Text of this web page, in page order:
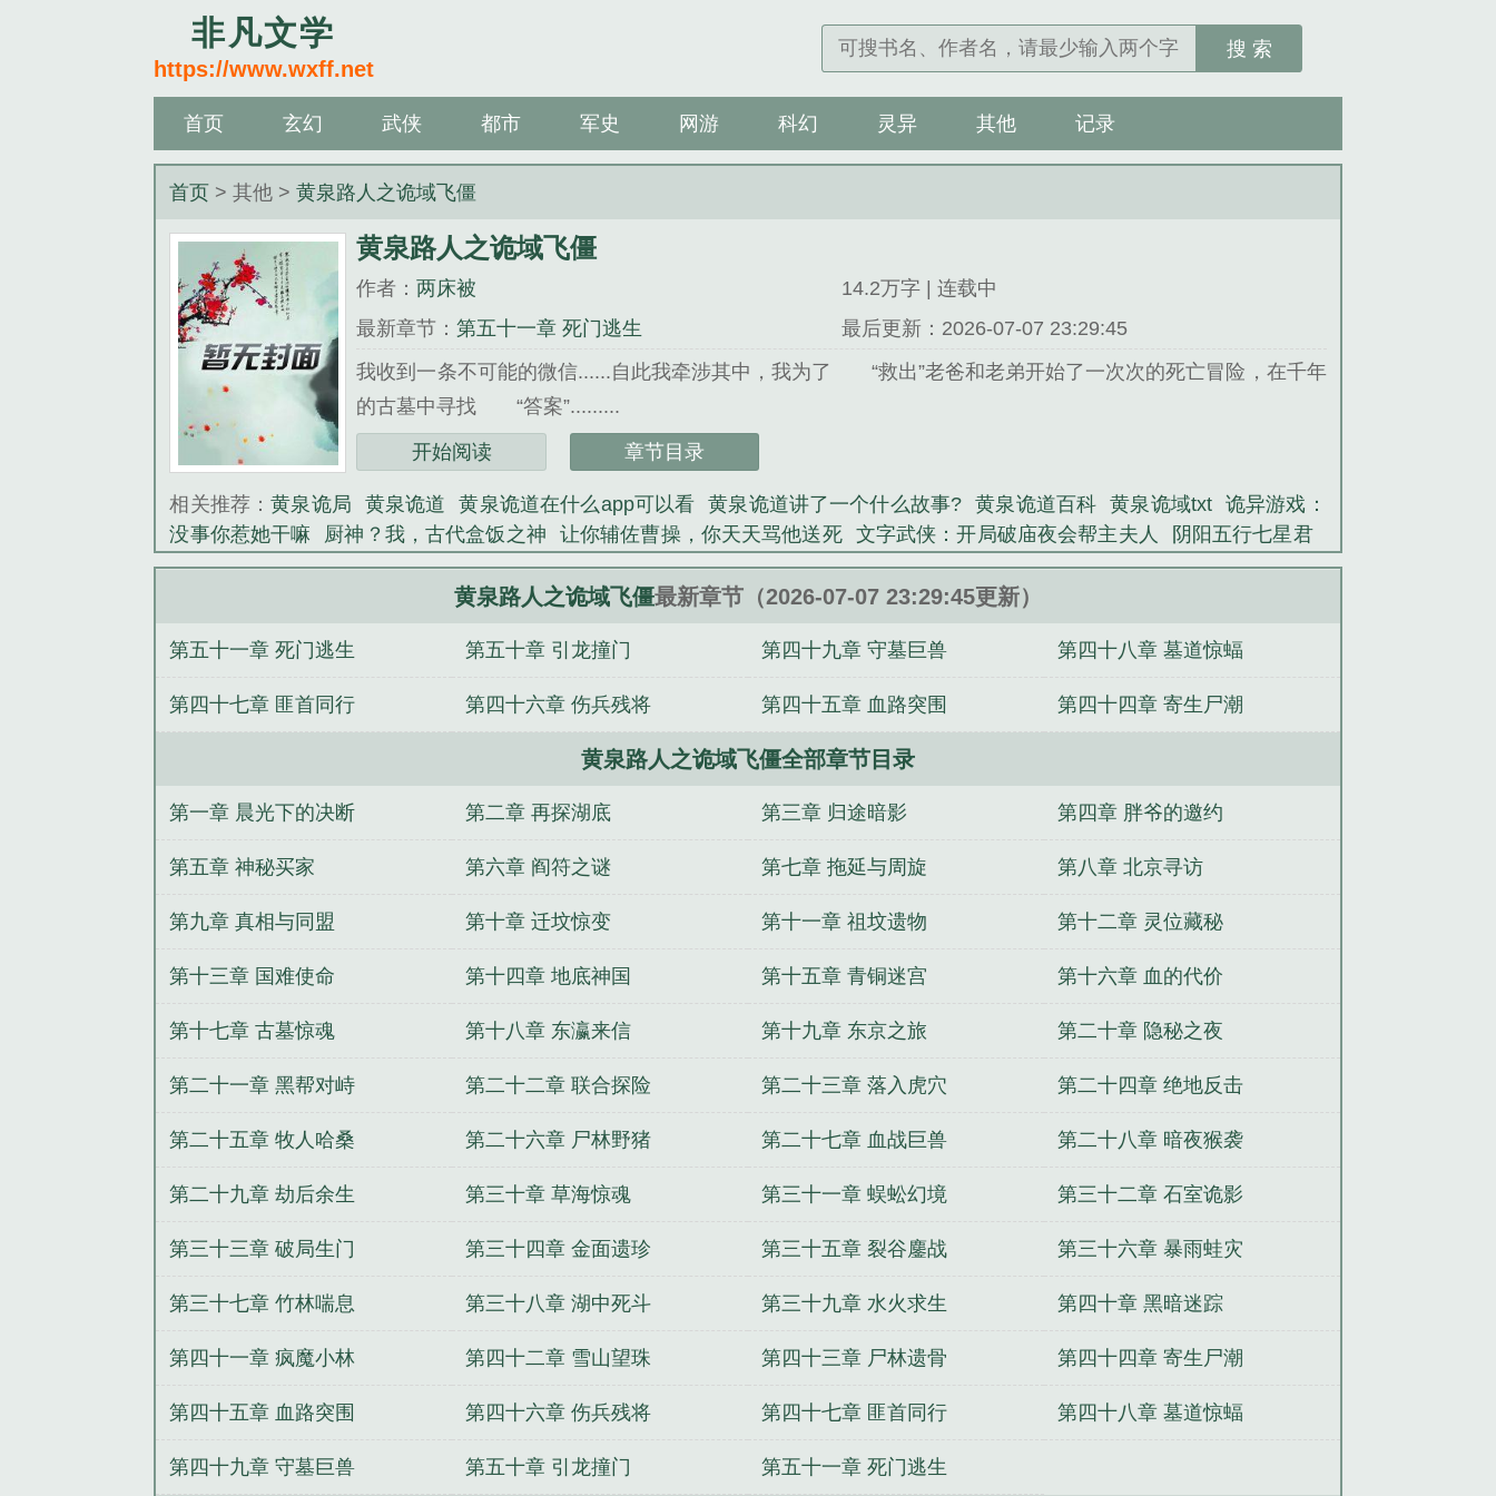
非凡文学
https://www.wxff.net
搜 索
首页 玄幻 武侠 都市 军史 网游 科幻 灵异 其他 记录
首页 > 其他 >黄泉路人之诡域飞僵
黄泉路人之诡域飞僵
作者：两床被
14.2万字 | 连载中
最新章节：第五十一章 死门逃生
最后更新：2026-07-07 23:29:45
我收到一条不可能的微信......自此我牵涉其中，我为了 “救出”老爸和老弟开始了一次次的死亡冒险，在千年
的古墓中寻找 “答案”.........
《黄泉路人之诡域飞僵》是两床被精心创作的其他类小说。
开始阅读 章节目录
相关推荐：黄泉诡局 黄泉诡道 黄泉诡道在什么app可以看 黄泉诡道讲了一个什么故事? 黄泉诡道百科 黄泉诡域txt
诡异游戏：
没事你惹她干嘛
厨神？我，古代盒饭之神 让你辅佐曹操，你天天骂他送死 文字武侠：开局破庙夜会帮主夫人
阴阳五行七星君
我在三国搞基建 士兵突击开局我和许三多发配五班 抗战：从德械团长到最强军阀！ 封神：开局错把云霄认作童养媳 我们不属于
错撩反派，被疯批摄政王强娶豪夺 魏庭枝 昆仑镜之九州圣兽录 重生之白事枭雄 错嫁权臣后，病弱美人挺孕肚驯夫
黄泉路人之诡域飞僵最新章节（2026-07-07 23:29:45更新）
第五十一章 死门逃生 第五十章 引龙撞门 第四十九章 守墓巨兽 第四十八章 墓道惊蝠
第四十七章 匪首同行 第四十六章 伤兵残将 第四十五章 血路突围 第四十四章 寄生尸潮
黄泉路人之诡域飞僵全部章节目录
第一章 晨光下的决断 第二章 再探湖底 第三章 归途暗影 第四章 胖爷的邀约
第五章 神秘买家 第六章 阎符之谜 第七章 拖延与周旋 第八章 北京寻访
第九章 真相与同盟 第十章 迁坟惊变 第十一章 祖坟遗物 第十二章 灵位藏秘
第十三章 国难使命 第十四章 地底神国 第十五章 青铜迷宫 第十六章 血的代价
第十七章 古墓惊魂 第十八章 东瀛来信 第十九章 东京之旅 第二十章 隐秘之夜
第二十一章 黑帮对峙 第二十二章 联合探险 第二十三章 落入虎穴 第二十四章 绝地反击
第二十五章 牧人哈桑 第二十六章 尸林野猪 第二十七章 血战巨兽 第二十八章 暗夜猴袭
第二十九章 劫后余生 第三十章 草海惊魂 第三十一章 蜈蚣幻境 第三十二章 石室诡影
第三十三章 破局生门 第三十四章 金面遗珍 第三十五章 裂谷鏖战 第三十六章 暴雨蛙灾
第三十七章 竹林喘息 第三十八章 湖中死斗 第三十九章 水火求生 第四十章 黑暗迷踪
第四十一章 疯魔小林 第四十二章 雪山望珠 第四十三章 尸林遗骨 第四十四章 寄生尸潮
第四十五章 血路突围 第四十六章 伤兵残将 第四十七章 匪首同行 第四十八章 墓道惊蝠
第四十九章 守墓巨兽 第五十章 引龙撞门 第五十一章 死门逃生